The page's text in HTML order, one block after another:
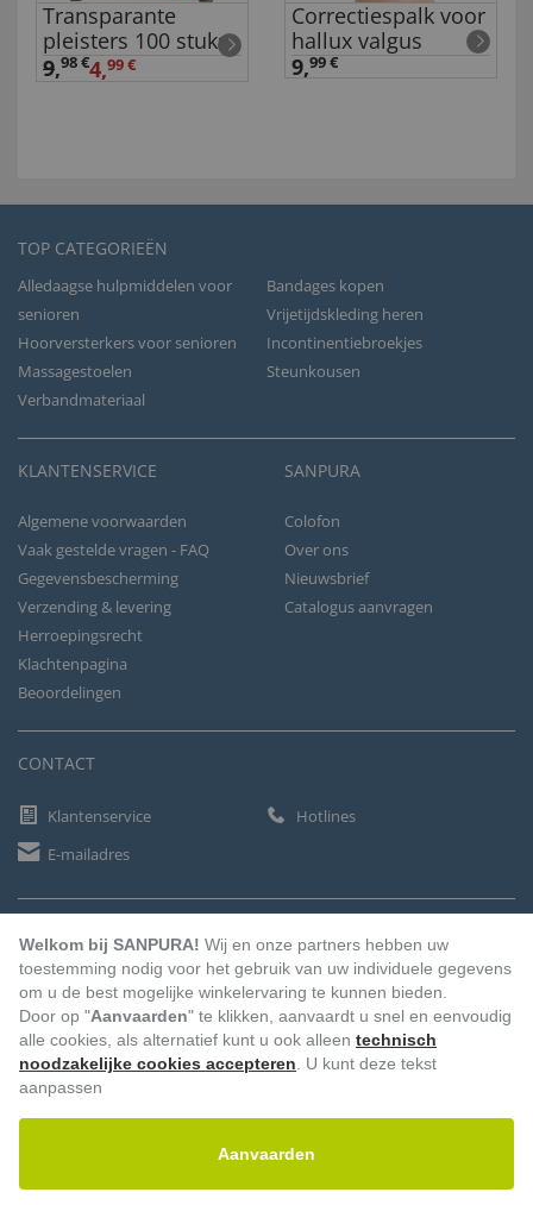
Transparante
pleisters 100 stuks
9,98 €4,99 €
Correctiespalk voor
hallux valgus
9,99 €
TOP CATEGORIEËN
Alledaagse hulpmiddelen voor
senioren
Bandages kopen
Vrijetijdskleding heren
Hoorversterkers voor senioren
Incontinentiebroekjes
Massagestoelen
Steunkousen
Verbandmateriaal
KLANTENSERVICE
Algemene voorwaarden
Vaak gestelde vragen - FAQ
Gegevensbescherming
Verzending & levering
Herroepingsrecht
Klachtenpagina
Beoordelingen
SANPURA
Colofon
Over ons
Nieuwsbrief
Catalogus aanvragen
CONTACT
Klantenservice
Hotlines
E-mailadres
Vooruitbetaling Factuur Automatische afschrijving
Welkom bij SANPURA! Wij en onze partners hebben uw
toestemming nodig voor het gebruik van uw individuele gegevens
om u de best mogelijke winkelervaring te kunnen bieden.
Door op "Aanvaarden" te klikken, aanvaardt u snel en eenvoudig
alle cookies, als alternatief kunt u ook alleen technisch
noodzakelijke cookies accepteren . U kunt deze tekst
aanpassen
Aanvaarden